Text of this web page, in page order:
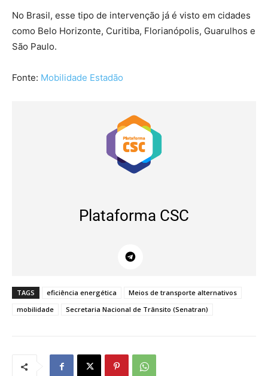
No Brasil, esse tipo de intervenção já é visto em cidades
como Belo Horizonte, Curitiba, Florianópolis, Guarulhos e
São Paulo.
Fonte: Mobilidade Estadão
Plataforma CSC
TAGS eficiência energética
Meios de transporte alternativos
mobilidade
Secretaria Nacional de Trânsito (Senatran)